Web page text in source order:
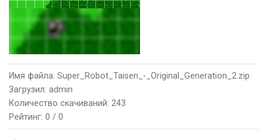
Имя файла: Super_Robot_Taisen_-_Original_Generation_2.zip
Загрузил: admin
Количество скачиваний: 243
Рейтинг: 0 / 0